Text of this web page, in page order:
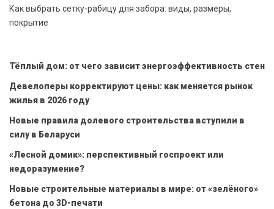
Как выбрать сетку-рабицу для забора: виды, размеры,
покрытие
Тёплый дом: от чего зависит энергоэффективность стен
Девелоперы корректируют цены: как меняется рынок
жилья в 2026 году
Новые правила долевого строительства вступили в
силу в Беларуси
«Лесной домик»: перспективный госпроект или
недоразумение?
Новые строительные материалы в мире: от «зелёного»
бетона до 3D-печати